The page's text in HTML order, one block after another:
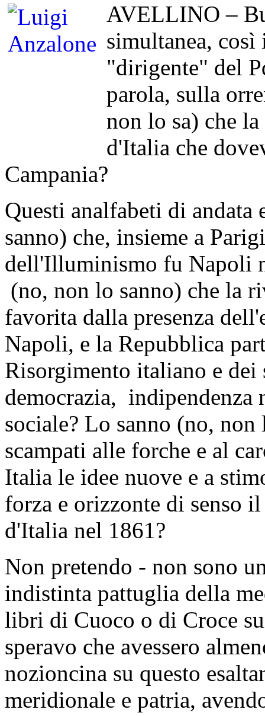
AVELLINO –
simultanea,
"dirigente" del
parola, sulla
non lo sa) che
d'Italia che
Campania?
Questi analfabeti di
sanno) che, insieme a
dell'Illuminismo fu Napoli
(no, non lo sanno) che la
favorita dalla presenza
Napoli, e la Repubblica
Risorgimento italiano e
democrazia, indipendenza
sociale? Lo sanno (no,
scampati alle forche e al
Italia le idee nuove e a
forza e orizzonte di senso
d'Italia nel 1861?
Non pretendo - non sono
indistinta pattuglia della
libri di Cuoco o di Croce
speravo che avessero
nozioncina su questo
meridionale e patria,